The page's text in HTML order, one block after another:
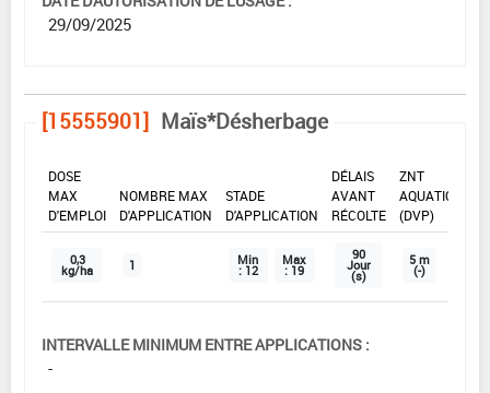
29/09/2025
[15555901] Maïs*Désherbage
DOSE
MAX
D'EMPLOI
NOMBRE MAX
D'APPLICATION
STADE
D'APPLICATION
DÉLAIS
AVANT
RÉCOLTE
ZNT
AQUATIQUE
(DVP)
0,3
kg/ha 1 Min
: 12
Max
: 19
90
Jour
(s)
5 m
(-)
INTERVALLE MINIMUM ENTRE APPLICATIONS :
-